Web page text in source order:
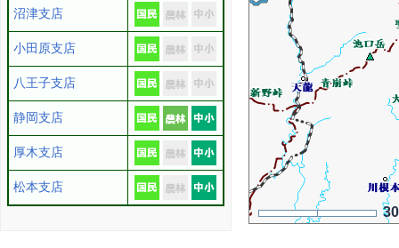
沼津支店
小田原支店
八王子支店
静岡支店
厚木支店
松本支店